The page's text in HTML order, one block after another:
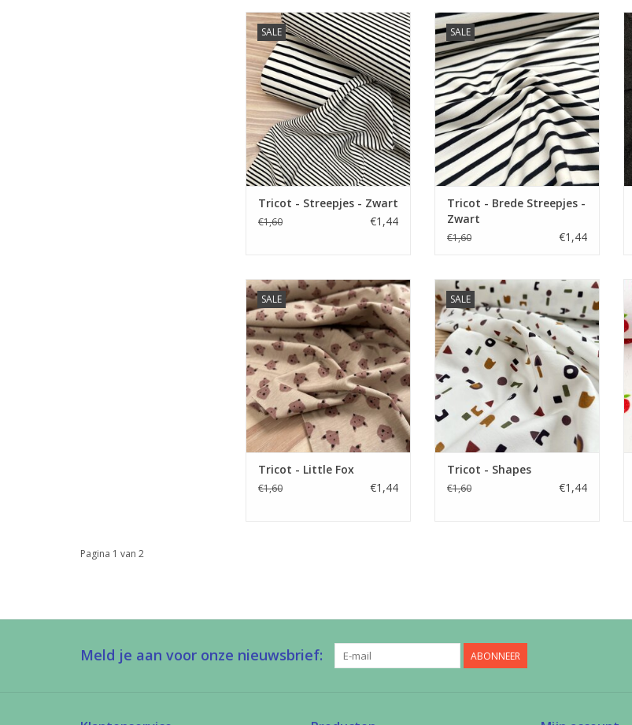
SALE
Prijs per 10 cm.
Zachte Tarn dyed tricot met
streepjes. Verkrijgbaar in vele
kleuren.
TOEVOEGEN AAN WINKELWAGEN
Tricot - Streepjes - Zwart
€1,60 €1,44
SALE
Prijs per 10 cm.
Zachte Tarn dyed tricot met
streepjes. Verkrijgbaar in vele
kleuren.
TOEVOEGEN AAN WINKELWAGEN
Tricot - Brede Streepjes -
Zwart
€1,60 €1,44
SALE
Prijs per 10 cm.
Zachte Tarn dyed tricot met
streepjes. Verkrijgbaar in vele
kleuren.
TOEVOEGEN AAN WINKELWAGEN
Tricot - Little Fox
€1,60 €1,44
SALE
Prijs per 10 cm.
Zachte Tarn dyed tricot met
streepjes. Verkrijgbaar in vele
kleuren.
TOEVOEGEN AAN WINKELWAGEN
Tricot - Shapes
€1,60 €1,44
Pagina 1 van 2
Meld je aan voor onze nieuwsbrief: ABONNEER